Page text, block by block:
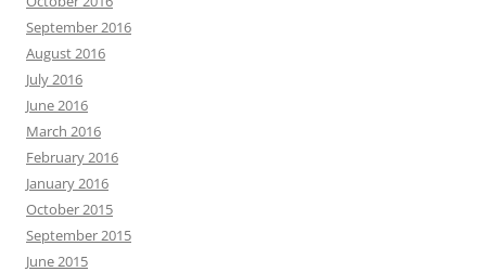
September 2016
August 2016
July 2016
June 2016
March 2016
February 2016
January 2016
October 2015
September 2015
June 2015